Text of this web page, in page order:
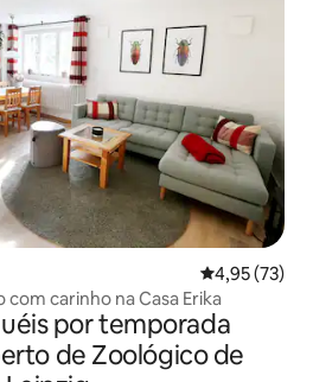
4,95 de uma
4,95 (73)
carinho na Casa Erika
por temporada
de Zoológico de